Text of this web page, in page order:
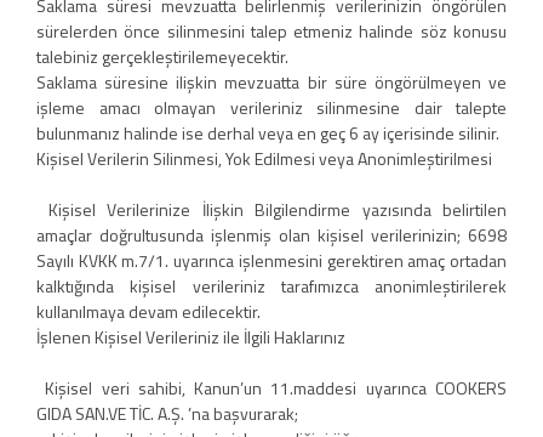
Saklama süresi mevzuatta belirlenmiş verilerinizin öngörülen
sürelerden önce silinmesini talep etmeniz halinde söz konusu
talebiniz gerçekleştirilemeyecektir.
Saklama süresine ilişkin mevzuatta bir süre öngörülmeyen ve
işleme amacı olmayan verileriniz silinmesine dair talepte
bulunmanız halinde ise derhal veya en geç 6 ay içerisinde silinir.
Kişisel Verilerin Silinmesi, Yok Edilmesi veya Anonimleştirilmesi
Kişisel Verilerinize İlişkin Bilgilendirme yazısında belirtilen
amaçlar doğrultusunda işlenmiş olan kişisel verilerinizin; 6698
Sayılı KVKK m.7/1. uyarınca işlenmesini gerektiren amaç ortadan
kalktığında kişisel verileriniz tarafımızca anonimleştirilerek
kullanılmaya devam edilecektir.
İşlenen Kişisel Verileriniz ile İlgili Haklarınız
Kişisel veri sahibi, Kanun’un 11.maddesi uyarınca COOKERS
GIDA SAN.VE TİC. A.Ş. ’na başvurarak;